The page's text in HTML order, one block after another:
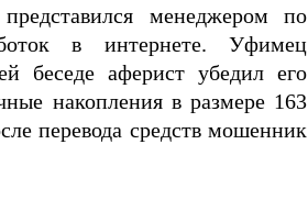
менеджером по
в интернете. Уфимец
беседе аферист убедил его
накопления в размере 163
перевода средств мошенник